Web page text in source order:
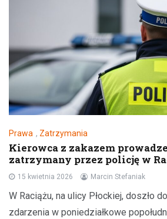
Prawa , Zatrzymania
Kierowca z zakazem
zatrzymany przez policję w
15 kwietnia 2026 Marcin Stefaniak
W Raciążu, na ulicy Płockiej, doszło
zdarzenia w poniedziałkowe